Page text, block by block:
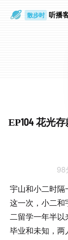
散步时 听播
EP104 花光
98
宇山和小二时隔
这一次，小二和
二留学一年半以
毕业和未知，两